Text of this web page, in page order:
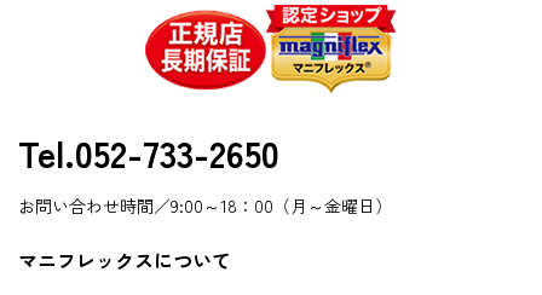
Tel.052-733-2650
お問い合わせ時間／9:00～18：00（月～金曜日）
マニフレックスについて